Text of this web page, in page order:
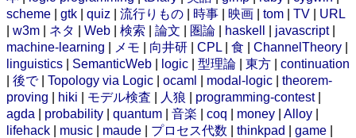
scheme
gtk quiz 流行りもの 時事 映画 tom TV
URL
w3m ネタ Web 検索 論文 圏論 haskell javascript|
machine-learning
メモ 向井研 CPL 食 ChannelTheory
linguistics
SemanticWeb logic 型理論 東方
continuation
後で| Topology via Logic ocaml modal-logic
theorem-
proving
hiki モデル検査 人狼 programming-contest|
agda
probability quantum 音楽 coq money Alloy
lifehack
music maude プロセス代数 thinkpad game